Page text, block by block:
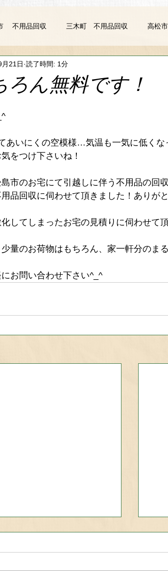
不用品回収 三木町 不用品回収 高松
丸亀市 不用品回収
ん無料です！
21日 読了時間: 1分
あいにくの空模様…気温も一気に低くな
をつけ下さいね！
市のお宅にて引越しに伴う不用品の回
品回収に伺わせて頂きました！ありが
してしまったお宅の見積りに伺わせて
量のお荷物はもちろん、家一軒分のま
お問い合わせ下さい^_^